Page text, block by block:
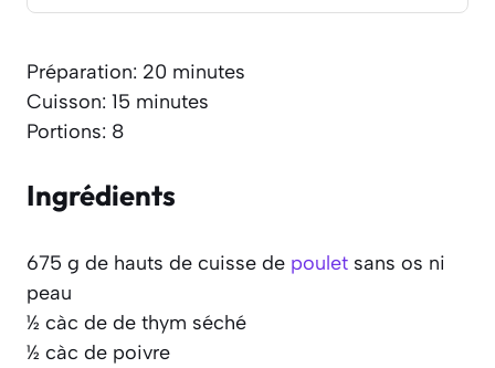
Préparation: 20 minutes
Cuisson: 15 minutes
Portions: 8
Ingrédients
675 g de hauts de cuisse de poulet sans os ni
peau
½ càc de de thym séché
½ càc de poivre